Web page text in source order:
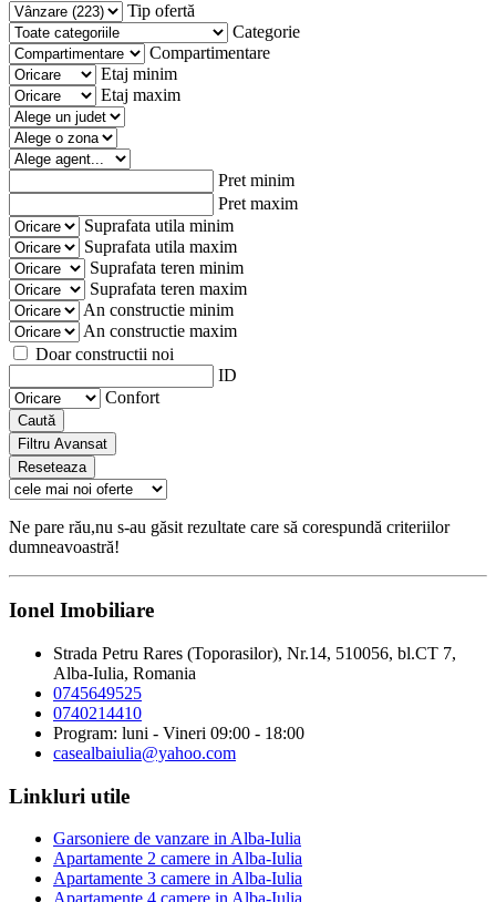
Tip ofertă
Categorie
Compartimentare
Etaj minim
Etaj maxim
Pret minim
Pret maxim
Suprafata utila minim
Suprafata utila maxim
Suprafata teren minim
Suprafata teren maxim
An constructie minim
An constructie maxim
Doar constructii noi
ID
Confort
Caută
Filtru Avansat
Reseteaza
Ne pare rău,nu s-au găsit rezultate care să corespundă criteriilor
dumneavoastră!
Ionel Imobiliare
Strada Petru Rares (Toporasilor), Nr.14, 510056, bl.CT 7,
Alba-Iulia, Romania
0745649525
0740214410
Program: luni - Vineri 09:00 - 18:00
casealbaiulia@yahoo.com
Linkluri utile
Garsoniere de vanzare in Alba-Iulia
Apartamente 2 camere in Alba-Iulia
Apartamente 3 camere in Alba-Iulia